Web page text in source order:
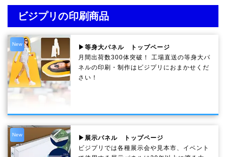
ビジプリの印刷商品
New
▶等身大パネル トップページ
月間出荷数300体突破！ 工場直送の等身大パ
ネルの印刷・制作は ビジプリ におまかせくだ
さい！
New
▶展示パネル トップページ
ビジプリでは各種展示会や見本市、イベント